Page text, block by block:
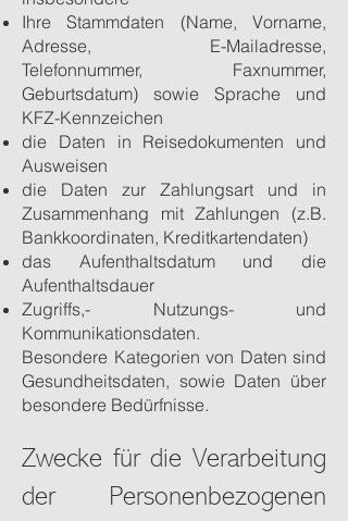
Ihre Stammdaten (Name, Vorname,
Adresse, E-Mailadresse,
Telefonnummer, Faxnummer,
Geburtsdatum) sowie Sprache und
KFZ-Kennzeichen
die Daten in Reisedokumenten und
Ausweisen
die Daten zur Zahlungsart und in
Zusammenhang mit Zahlungen (z.B.
Bankkoordinaten, Kreditkartendaten)
das Aufenthaltsdatum und die
Aufenthaltsdauer
Zugriffs,- Nutzungs- und
Kommunikationsdaten.
Besondere Kategorien von Daten sind
Gesundheitsdaten, sowie Daten über
besondere Bedürfnisse.
Zwecke für die Verarbeitung
der Personenbezogenen